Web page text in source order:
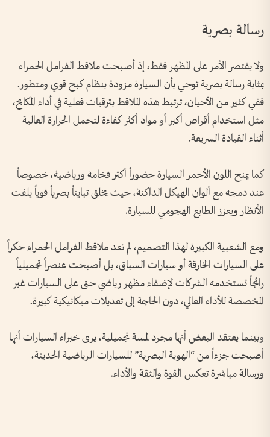
رسالة بصرية
ولا يقتصر الأمر على المظهر فقط، إذ أصبحت ملاقط الفرامل الحمراء
بمثابة رسالة بصرية توحي بأن السيارة مزودة بنظام كبح قوي ومتطور.
ففي كثير من الأحيان، ترتبط هذه الملاقط بترقيات فعلية في أداء المكابح،
مثل استخدام أقراص أكبر أو مواد أكثر كفاءة لتحمل الحرارة العالية
أثناء القيادة السريعة.
كما يمنح اللون الأحمر السيارة حضوراً أكثر فخامة ورياضية، خصوصاً
عند دمجه مع ألوان الهيكل الداكنة، حيث يخلق تبايناً بصرياً قوياً يلفت
الأنظار ويعزز الطابع الهجومي للسيارة.
ومع الشعبية الكبيرة لهذا التصميم، لم تعد ملاقط الفرامل الحمراء حكراً
على السيارات الخارقة أو سيارات السباق، بل أصبحت عنصراً تجميلياً
رائجاً تستخدمه الشركات لإضفاء مظهر رياضي حتى على السيارات غير
المخصصة للأداء العالي، دون الحاجة إلى تعديلات ميكانيكية كبيرة.
وبينما يعتقد البعض أنها مجرد لمسة تجميلية، يرى خبراء السيارات أنها
أصبحت جزءاً من “الهوية البصرية” للسيارات الرياضية الحديثة،
ورسالة مباشرة تعكس القوة والثقة والأداء.